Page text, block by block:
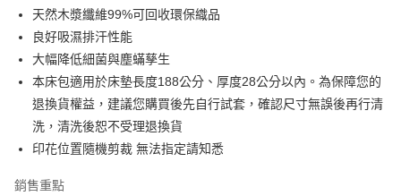
每筆NT$60，滿NT$599(含以上)免運費
每筆NT$60
付款後全家取貨
每筆NT$60，滿NT$599(含以上)免運費
每筆NT$60
天然木漿纖維99%可回收環保織品
良好吸濕排汗性能
大幅降低細菌與塵蟎孳生
本床包適用於床墊長度188公分、厚度28公分以內。為保障您的
退換貨權益，建議您購買後先自行試套，確認尺寸無誤後再行清
洗，清洗後恕不受理退換貨
印花位置隨機剪裁 無法指定請知悉
銷售重點